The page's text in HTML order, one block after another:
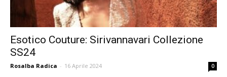
Esotico Couture: Sirivannavari Collezione
SS24
Rosalba Radica - 16 Aprile 2024 0